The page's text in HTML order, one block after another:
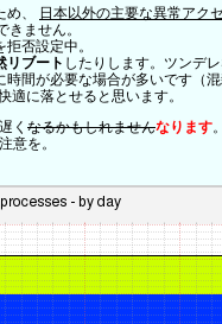
め、
日本以外の主要な異常アク
ません。
否設定中。
リブート したりします。ツンデ
間が必要な場合が多いです（混
適に落とせると思います。
く なるかもしれませんなります
意を。